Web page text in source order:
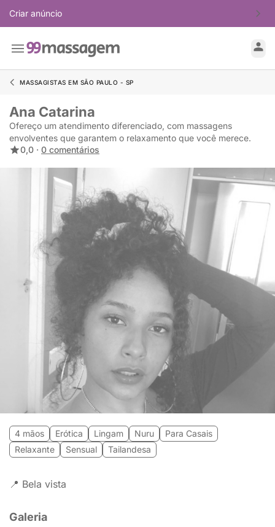
Criar anúncio
MASSAGISTAS EM SÃO PAULO - SP
Ana Catarina
Ofereço um atendimento diferenciado, com massagens
envolventes que garantem o relaxamento que você merece.
0,0 · 0 comentários
4 mãos Erótica Lingam Nuru
Para Casais
Relaxante
Sensual Tailandesa
📍 Bela vista
Galeria